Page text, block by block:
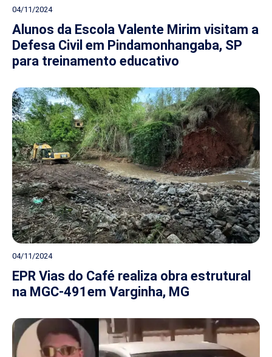
04/11/2024
Alunos da Escola Valente Mirim visitam a
Defesa Civil em Pindamonhangaba, SP
para treinamento educativo
04/11/2024
EPR Vias do Café realiza obra estrutural
na MGC-491em Varginha, MG